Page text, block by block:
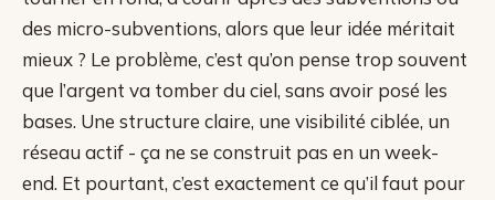
des micro-subventions, alors que leur idée méritait
mieux ? Le problème, c’est qu’on pense trop souvent
que l’argent va tomber du ciel, sans avoir posé les
bases. Une structure claire, une visibilité ciblée, un
réseau actif - ça ne se construit pas en un week-
end. Et pourtant, c’est exactement ce qu’il faut pour